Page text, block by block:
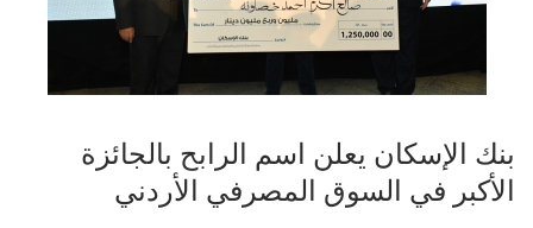
بنك الإسكان يعلن اسم الرابح بالجائزة
الأكبر في السوق المصرفي الأردني